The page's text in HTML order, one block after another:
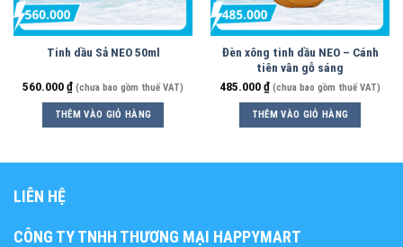
Tinh dầu Sả NEO 50ml
560.000₫ (chưa bao gồm thuế VAT)
THÊM VÀO GIỎ HÀNG
Đèn xông tinh dầu NEO – Cánh
tiên vân gỗ sáng
485.000₫ (chưa bao gồm thuế VAT)
THÊM VÀO GIỎ HÀNG
LIÊN HỆ
CÔNG TY TNHH THƯƠNG MẠI HAPPYMART